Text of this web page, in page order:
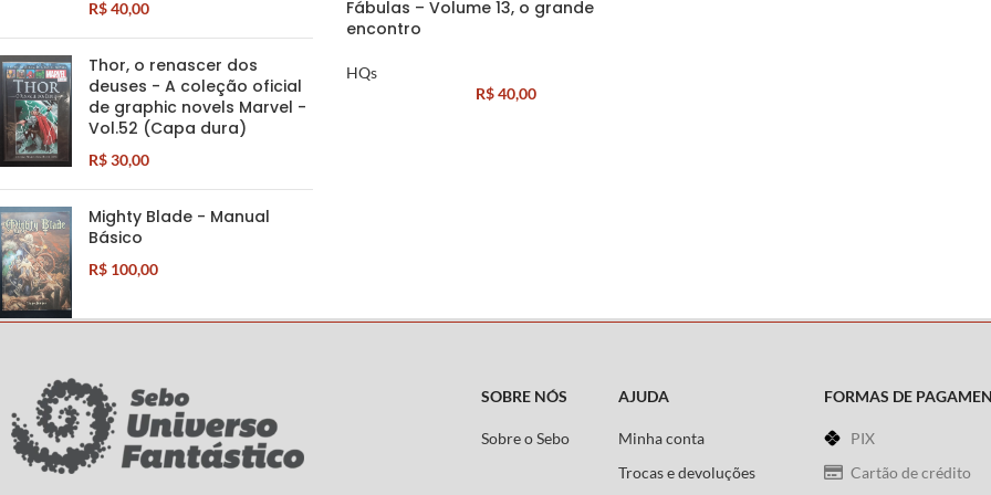
R$40,00
Thor, o renascer dos
deuses - A coleção oficial
de graphic novels Marvel -
Vol.52 (Capa dura)
R$30,00
Mighty Blade - Manual
Básico
R$ 100,00
Fábulas – Volume 13, o grande
encontro
HQs
R$40,00
SOBRE NÓS
Sobre o Sebo
AJUDA
Minha conta
Trocas e devoluções
FORMAS DE
PIX
Cartão de crédito